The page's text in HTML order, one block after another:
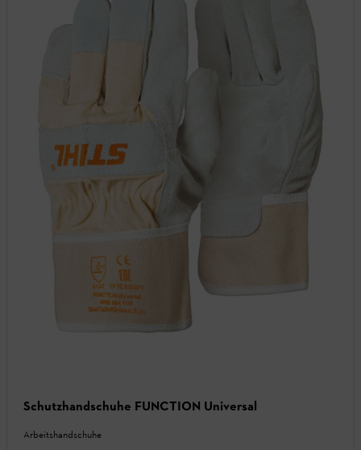
Schutzhandschuhe FUNCTION Universal
Arbeitshandschuhe